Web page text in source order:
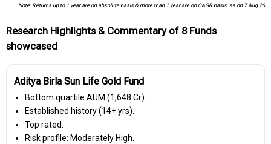
Note: Returns up to 1 year are on absolute basis & more than 1 year are on CAGR basis. as on 7 Aug 26
Research Highlights & Commentary of 8 Funds
showcased
Aditya Birla Sun Life Gold Fund
Bottom quartile AUM (₹1,648 Cr).
Established history (14+ yrs).
Top rated.
Risk profile: Moderately High.